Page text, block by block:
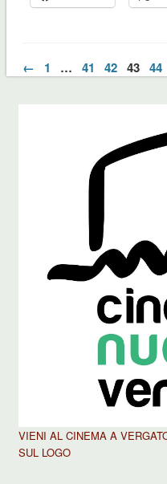
← 1 … 41 42 43 44
VIENI AL CINEMA A
SUL LOGO